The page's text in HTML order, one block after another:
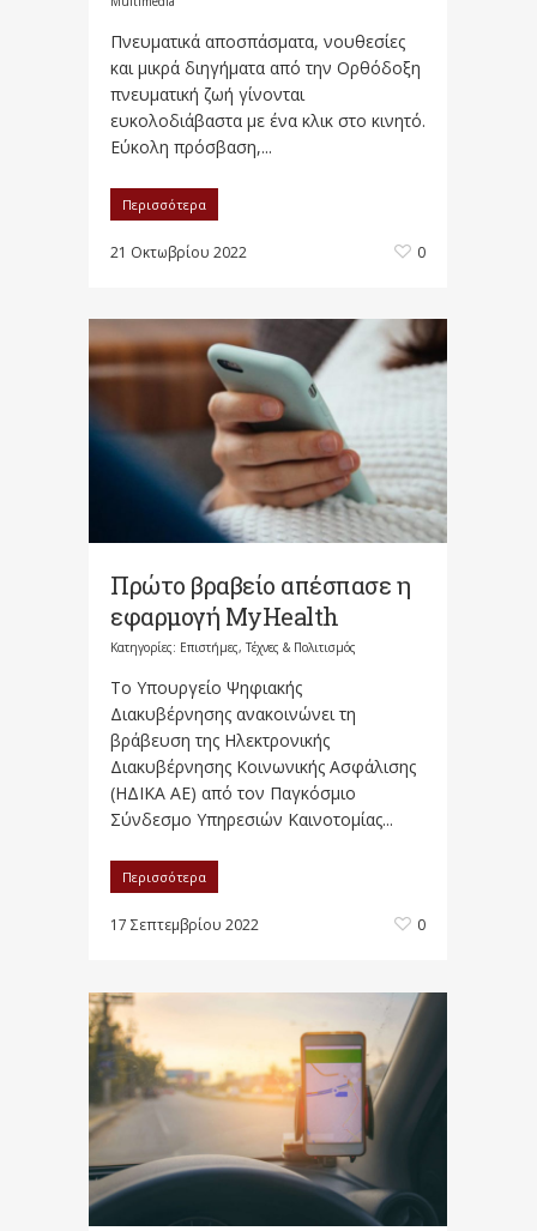
Πνευματικά αποσπάσματα, νουθεσίες
και μικρά διηγήματα από την Ορθόδοξη
πνευματική ζωή γίνονται
ευκολοδιάβαστα με ένα κλικ στο κινητό.
Εύκολη πρόσβαση,...
Περισσότερα
21 Οκτωβρίου 2022 0
Πρώτο βραβείο απέσπασε η
εφαρμογή MyHealth
Κατηγορίες: Επιστήμες, Τέχνες & Πολιτισμός
Το Υπουργείο Ψηφιακής
Διακυβέρνησης ανακοινώνει τη
βράβευση της Ηλεκτρονικής
Διακυβέρνησης Κοινωνικής Ασφάλισης
(ΗΔΙΚΑ ΑΕ) από τον Παγκόσμιο
Σύνδεσμο Υπηρεσιών Καινοτομίας...
Περισσότερα
17 Σεπτεμβρίου 2022 0